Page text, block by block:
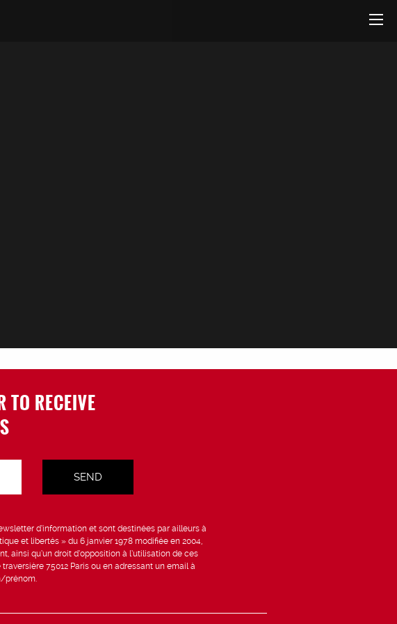
TO RECEIVE
d’information et sont destinées par ailleurs à
et libertés » du 6 janvier 1978 modifiée en 2004,
ainsi qu’un droit d’opposition à l’utilisation de ces
75012 Paris ou en adressant un email à
prénom.